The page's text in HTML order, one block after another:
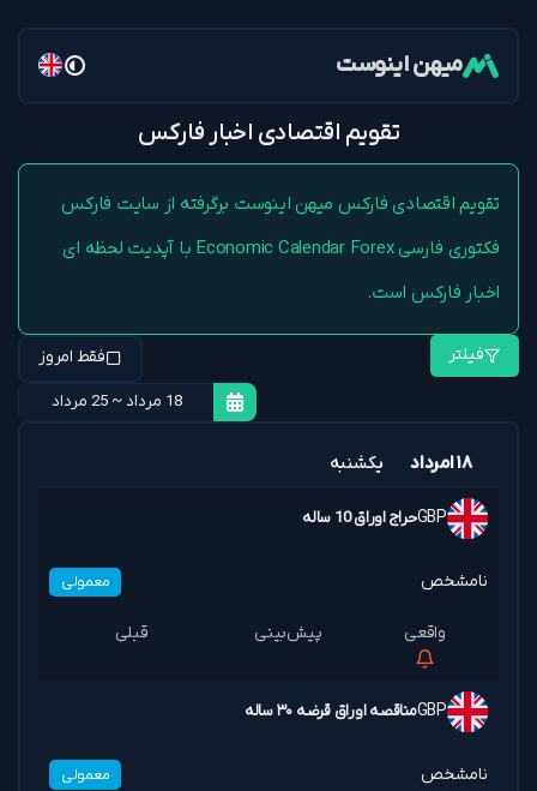
میهن اینوست
تقویم اقتصادی اخبار فارکس
تقویم اقتصادی فارکس میهن اینوست برگرفته از سایت فارکس
فکتوری فارسی Economic Calendar Forex با آپدیت لحظه ای
اخبار فارکس است.
فیلتر فقط امروز
۱۸ امرداد یکشنبه
نامشخص
GBPحراج اوراق 10 ساله
معمولی
نامشخص
GBPمناقصه اوراق قرضه ۳۰ ساله
معمولی